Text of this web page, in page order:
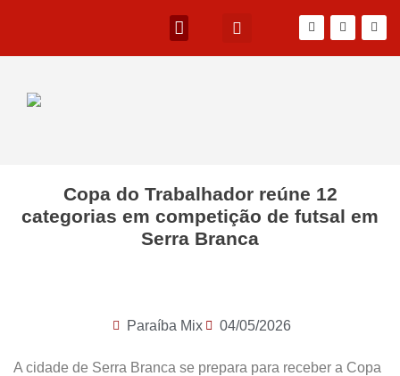
Copa do Trabalhador reúne 12
categorias em competição de futsal em
Serra Branca
Paraíba Mix 04/05/2026
A cidade de Serra Branca se prepara para receber a Copa